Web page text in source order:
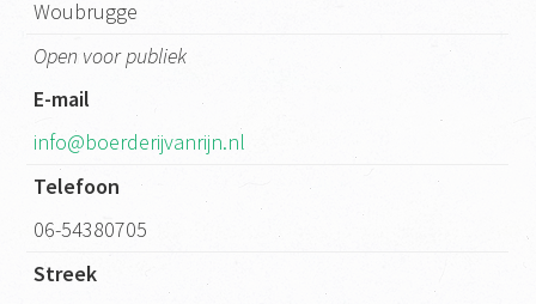
Woubrugge
Open voor publiek
E-mail
info@boerderijvanrijn.nl
Telefoon
06-54380705
Streek